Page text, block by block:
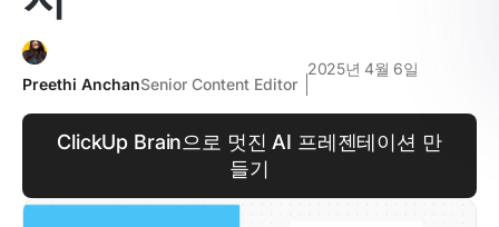
Preethi AnchanSenior Content Editor
2025년 4월 6일
ClickUp Brain으로 멋진 AI 프레젠테이션 만
들기